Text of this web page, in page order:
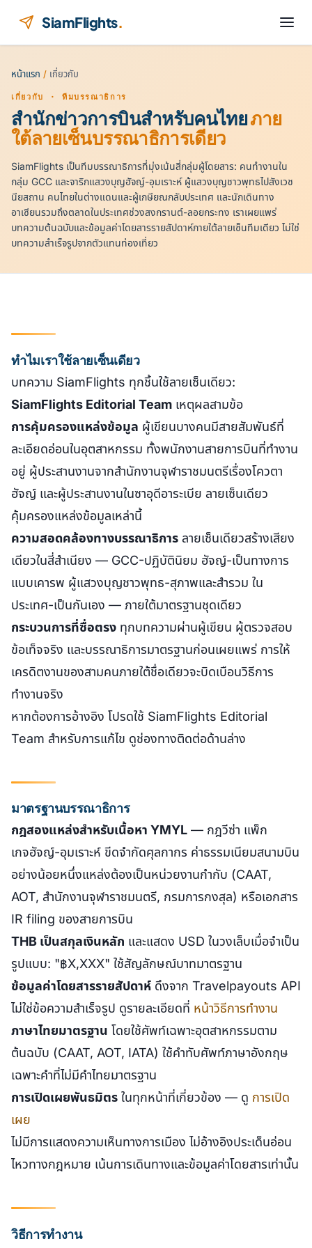
SiamFlights.
หน้าแรก / เกี่ยวกับ
เกี่ยวกับ · ทีมบรรณาธิการ
สำนักข่าวการบินสำหรับคนไทยภาย
ใต้ลายเซ็นบรรณาธิการเดียว
SiamFlights เป็นทีมบรรณาธิการที่มุ่งเน้นสี่กลุ่มผู้โดยสาร: คนทำงานใน
กลุ่ม GCC และจาริกแสวงบุญฮัจญ์-อุมเราะห์ ผู้แสวงบุญชาวพุทธไปสังเวช
นียสถาน คนไทยในต่างแดนและผู้เกษียณกลับประเทศ และนักเดินทาง
อาเซียนรวมถึงตลาดในประเทศช่วงสงกรานต์-ลอยกระทง เราเผยแพร่
บทความต้นฉบับและข้อมูลค่าโดยสารรายสัปดาห์ภายใต้ลายเซ็นทีมเดียว ไม่ใช่
บทความสำเร็จรูปจากตัวแทนท่องเที่ยว
ทำไมเราใช้ลายเซ็นเดียว
บทความ SiamFlights ทุกชิ้นใช้ลายเซ็นเดียว:
SiamFlights Editorial Team เหตุผลสามข้อ
การคุ้มครองแหล่งข้อมูล ผู้เขียนบางคนมีสายสัมพันธ์ที่
ละเอียดอ่อนในอุตสาหกรรม ทั้งพนักงานสายการบินที่ทำงาน
อยู่ ผู้ประสานงานจากสำนักงานจุฬาราชมนตรีเรื่องโควตา
ฮัจญ์ และผู้ประสานงานในซาอุดีอาระเบีย ลายเซ็นเดียว
คุ้มครองแหล่งข้อมูลเหล่านี้
ความสอดคล้องทางบรรณาธิการ ลายเซ็นเดียวสร้างเสียง
เดียวในสี่สำเนียง — GCC-ปฏิบัตินิยม ฮัจญ์-เป็นทางการ
แบบเคารพ ผู้แสวงบุญชาวพุทธ-สุภาพและสำรวม ใน
ประเทศ-เป็นกันเอง — ภายใต้มาตรฐานชุดเดียว
กระบวนการที่ซื่อตรง ทุกบทความผ่านผู้เขียน ผู้ตรวจสอบ
ข้อเท็จจริง และบรรณาธิการมาตรฐานก่อนเผยแพร่ การให้
เครดิตงานของสามคนภายใต้ชื่อเดียวจะบิดเบือนวิธีการ
ทำงานจริง
หากต้องการอ้างอิง โปรดใช้ SiamFlights Editorial
Team สำหรับการแก้ไข ดูช่องทางติดต่อด้านล่าง
มาตรฐานบรรณาธิการ
กฎสองแหล่งสำหรับเนื้อหา YMYL — กฎวีซ่า แพ็ก
เกจฮัจญ์-อุมเราะห์ ขีดจำกัดศุลกากร ค่าธรรมเนียมสนามบิน
อย่างน้อยหนึ่งแหล่งต้องเป็นหน่วยงานกำกับ (CAAT,
AOT, สำนักงานจุฬาราชมนตรี, กรมการกงสุล) หรือเอกสาร
IR filing ของสายการบิน
THB เป็นสกุลเงินหลัก และแสดง USD ในวงเล็บเมื่อจำเป็น
รูปแบบ: "฿X,XXX" ใช้สัญลักษณ์บาทมาตรฐาน
ข้อมูลค่าโดยสารรายสัปดาห์ ดึงจาก Travelpayouts API
ไม่ใช่ข้อความสำเร็จรูป ดูรายละเอียดที่ หน้าวิธีการทำงาน
ภาษาไทยมาตรฐาน โดยใช้ศัพท์เฉพาะอุตสาหกรรมตาม
ต้นฉบับ (CAAT, AOT, IATA) ใช้คำทับศัพท์ภาษาอังกฤษ
เฉพาะคำที่ไม่มีคำไทยมาตรฐาน
การเปิดเผยพันธมิตร ในทุกหน้าที่เกี่ยวข้อง — ดู การเปิด
เผย
ไม่มีการแสดงความเห็นทางการเมือง ไม่อ้างอิงประเด็นอ่อน
ไหวทางกฎหมาย เน้นการเดินทางและข้อมูลค่าโดยสารเท่านั้น
วิธีการทำงาน